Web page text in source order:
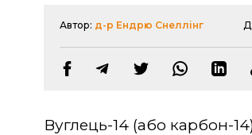
Автор: д-р Ендрю Снеллінг
Вуглець-14 (або карбон-